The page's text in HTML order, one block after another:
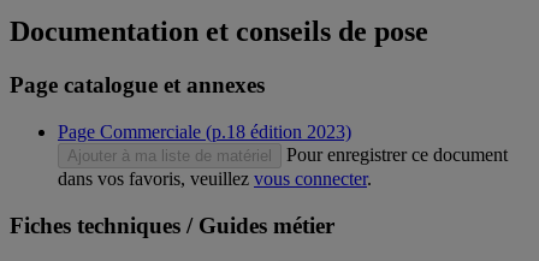
Documentation et conseils de pose
Page catalogue et annexes
Page Commerciale (p.18 édition 2023)
Ajouter à ma liste de matériel
Pour enregistrer ce document
dans vos favoris, veuillez vous connecter.
Fiches techniques / Guides métier